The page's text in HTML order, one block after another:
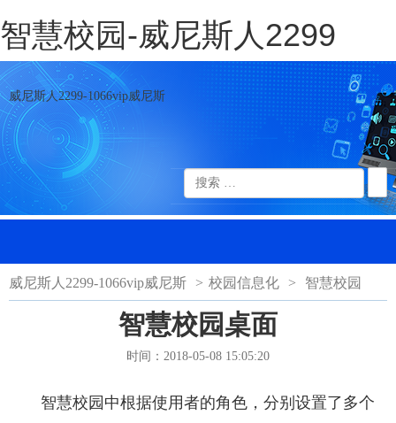
智慧校园-威尼斯人2299
威尼斯人2299-1066vip威尼斯
威尼斯人2299-1066vip威尼斯 > 校园信息化 > 智慧校园
智慧校园桌面
时间：2018-05-08 15:05:20
智慧校园中根据使用者的角色，分别设置了多个